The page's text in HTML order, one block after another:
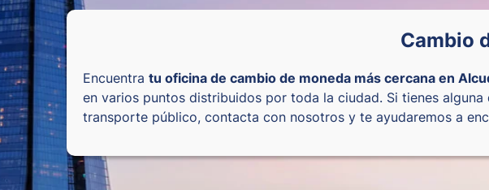
Cambio
Encuentra tu oficina de cambio de moneda más cercana en
en varios puntos distribuidos por toda la ciudad. Si tienes
transporte público, contacta con nosotros y te ayudaremos a